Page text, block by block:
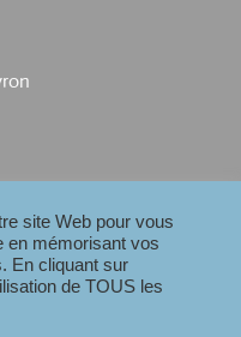
site Web pour vous
en mémorisant vos
En cliquant sur
de TOUS les